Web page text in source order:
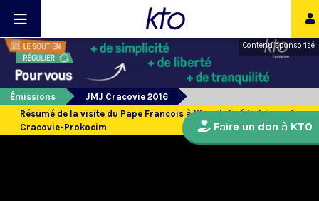
Contenu sponsorisé
Émissions
JMJ Cracovie 2016
Résumé de la visite du Pape Francois à l’hopital pédiatrique de
Cracovie-Prokocim
Faire un don à KTO